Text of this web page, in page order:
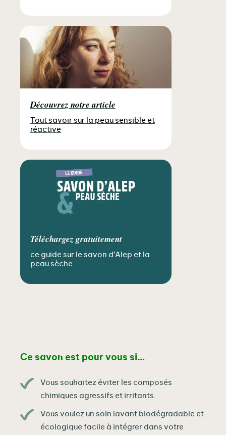
Découvrez notre article
Tout savoir sur la peau sensible et
réactive
Téléchargez gratuitement
ce guide sur le savon d’Alep et la
peau sèche
Ce savon est pour vous si…
Vous souhaitez éviter les composés
chimiques agressifs et irritants.
Vous voulez un soin lavant biodégradable et
écologique facile à intégrer dans votre